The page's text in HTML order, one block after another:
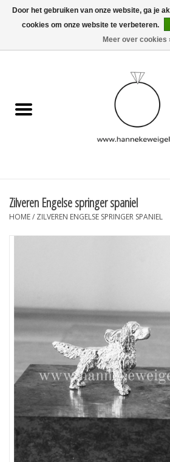
Informatie
Zilveren Engelse springer spaniel
HOME/ ZILVEREN ENGELSE SPRINGER SPANIEL
Door het gebruiken van onze website, ga je
cookies om onze website te verbeteren.
Meer over cookies